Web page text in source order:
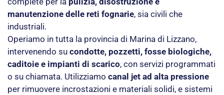
manutenzione delle reti fognarie, sia civili che
industriali.
Operiamo in tutta la provincia di Marina di Lizzano,
intervenendo su condotte, pozzetti, fosse biologiche,
caditoie e impianti di scarico, con servizi programmati
o su chiamata. Utilizziamo canal jet ad alta pressione
per rimuovere incrostazioni e materiali solidi, e sistemi